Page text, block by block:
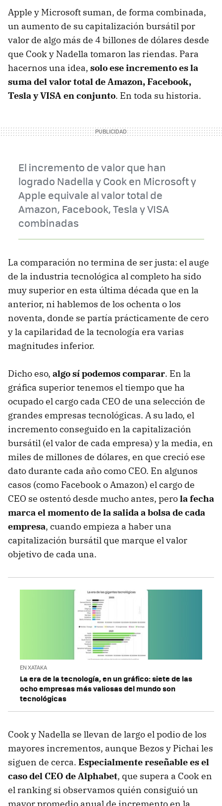
Apple y Microsoft suman, de forma combinada,
un aumento de su capitalización bursátil por
valor de algo más de 4 billones de dólares desde
que Cook y Nadella tomaron las riendas. Para
hacernos una idea, solo ese incremento es la
suma del valor total de Amazon, Facebook,
Tesla y VISA en conjunto. En toda su historia.
El incremento de valor que han
logrado Nadella y Cook en Microsoft y
Apple equivale al valor total de
Amazon, Facebook, Tesla y VISA
combinadas
La comparación no termina de ser justa: el auge
de la industria tecnológica al completo ha sido
muy superior en esta última década que en la
anterior, ni hablemos de los ochenta o los
noventa, donde se partía prácticamente de cero
y la capilaridad de la tecnología era varias
magnitudes inferior.
Dicho eso, algo sí podemos comparar. En la
gráfica superior tenemos el tiempo que ha
ocupado el cargo cada CEO de una selección de
grandes empresas tecnológicas. A su lado, el
incremento conseguido en la capitalización
bursátil (el valor de cada empresa) y la media, en
miles de millones de dólares, en que creció ese
dato durante cada año como CEO. En algunos
casos (como Facebook o Amazon) el cargo de
CEO se ostentó desde mucho antes, perola fecha
marca el momento de la salida a bolsa de cada
empresa, cuando empieza a haber una
capitalización bursátil que marque el valor
objetivo de cada una.
EN XATAKA
La era de la tecnología, en un gráfico: siete de las
ocho empresas más valiosas del mundo son
tecnológicas
Cook y Nadella se llevan de largo el podio de los
mayores incrementos, aunque Bezos y Pichai les
siguen de cerca. Especialmente reseñable es el
caso del CEO de Alphabet, que supera a Cook en
el ranking si observamos quién consiguió un
mayor promedio anual de incremento en la